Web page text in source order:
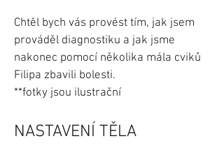
Chtěl bych vás provést tím, jak jsem
prováděl diagnostiku a jak jsme
nakonec pomocí několika mála cviků
Filipa zbavili bolesti.
**fotky jsou ilustrační
NASTAVENÍ TĚLA